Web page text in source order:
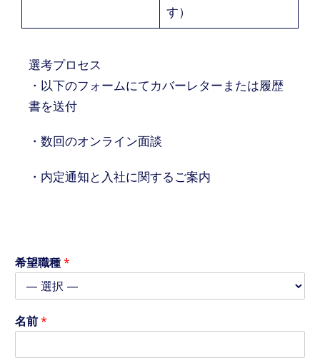
す）
選考プロセス
・以下のフォームにてカバーレターまたは履歴
書を送付
・数回のオンライン面談
・内定通知と入社に関するご案内
希望職種*
名前*